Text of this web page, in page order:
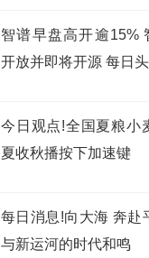
智谱早盘高开逾15%
开放并即将开源 每日
今日观点!全国夏粮小
夏收秋播按下加速键
每日消息!向大海 奔赴
与新运河的时代和鸣